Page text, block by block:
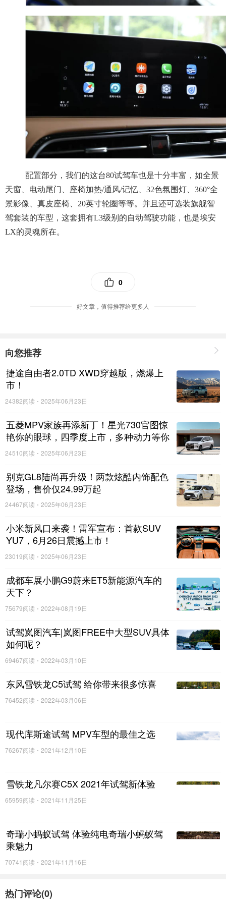
配置部分，我们的这台80试驾车也是十分丰富，如全景
天窗、电动尾门、座椅加热/通风/记忆、32色氛围灯、360°全
景影像、真皮座椅、20英寸轮圈等等。并且还可选装旗舰智
驾套装的车型，这套拥有L3级别的自动驾驶功能，也是埃安
LX的灵魂所在。
0
好文章，值得推荐给更多人
向您推荐
捷途自由者2.0TD XWD穿越版，燃爆上
市！
24382阅读 2025年06月23日
五菱MPV家族再添新丁！星光730官图惊
艳你的眼球，四季度上市，多种动力等你
来选择！
24510阅读 2025年06月23日
别克GL8陆尚再升级！两款炫酷内饰配色
登场，售价仅24.99万起
24467阅读 2025年06月23日
小米新风口来袭！雷军宣布：首款SUV
YU7，6月26日震撼上市！
23019阅读 2025年06月23日
成都车展小鹏G9蔚来ET5新能源汽车的
天下？
75679阅读 2022年08月19日
试驾岚图汽车|岚图FREE中大型SUV具体
如何呢？
69467阅读 2022年03月10日
东风雪铁龙C5试驾 给你带来很多惊喜
76452阅读 2022年03月06日
现代库斯途试驾 MPV车型的最佳之选
76267阅读 2021年12月10日
雪铁龙凡尔赛C5X 2021年试驾新体验
65959阅读 2021年11月25日
奇瑞小蚂蚁试驾 体验纯电奇瑞小蚂蚁驾
乘魅力
70741阅读 2021年11月16日
热门评论(0)